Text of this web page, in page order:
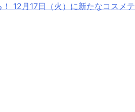
12月17日（火）に新たなコスメテ